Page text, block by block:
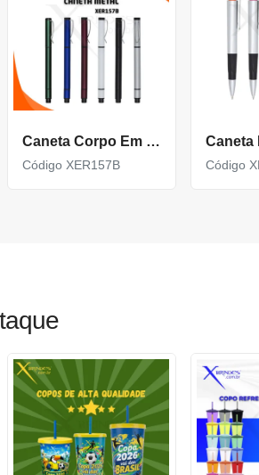
Caneta Corpo Em Metal Com Ponta Marca Texto Xer157B
Código XER157B Código